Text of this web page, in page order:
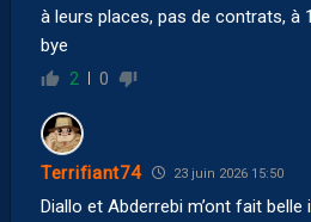
à leurs places, pas de contrats, à
bye
2 0
Terrifiant74 23 juin 2026 15:50
Diallo et Abderrebi m’ont fait belle